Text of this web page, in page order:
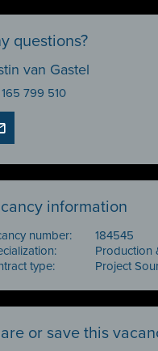
questions?
van Gastel
165 799 510
information
number:
184545
Production
type:
Project
or save this